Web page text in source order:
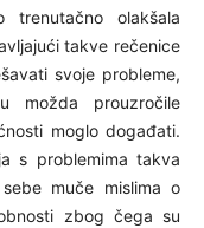
olakšala
takve rečenice
svoje probleme,
možda prouzročile
moglo događati.
s problemima takva
muče mislima o
zbog čega su